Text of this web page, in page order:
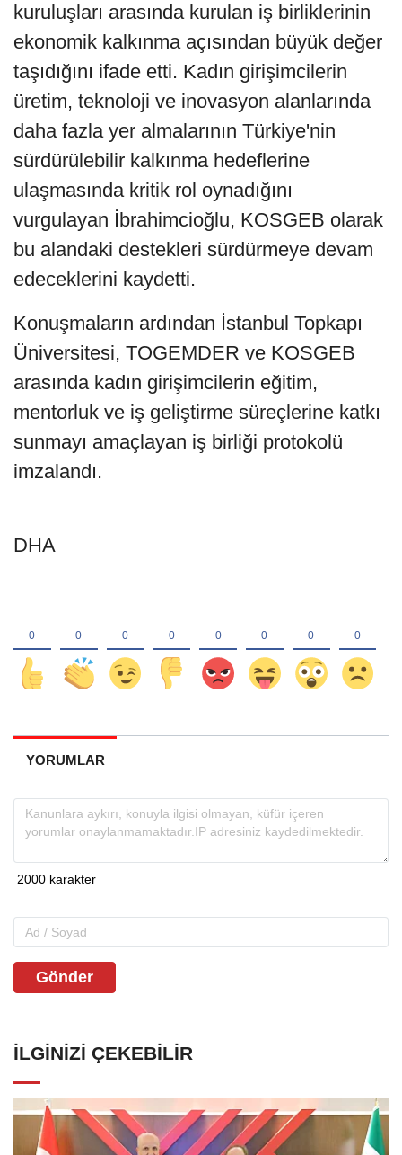
kuruluşları arasında kurulan iş birliklerinin
ekonomik kalkınma açısından büyük değer
taşıdığını ifade etti. Kadın girişimcilerin
üretim, teknoloji ve inovasyon alanlarında
daha fazla yer almalarının Türkiye'nin
sürdürülebilir kalkınma hedeflerine
ulaşmasında kritik rol oynadığını
vurgulayan İbrahimcioğlu, KOSGEB olarak
bu alandaki destekleri sürdürmeye devam
edeceklerini kaydetti.
Konuşmaların ardından İstanbul Topkapı
Üniversitesi, TOGEMDER ve KOSGEB
arasında kadın girişimcilerin eğitim,
mentorluk ve iş geliştirme süreçlerine katkı
sunmayı amaçlayan iş birliği protokolü
imzalandı.
DHA
YORUMLAR
Gönder
İLGINIZI ÇEKEBILIR